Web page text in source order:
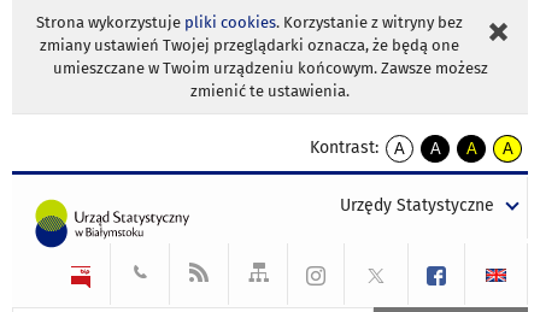
Strona wykorzystuje pliki cookies. Korzystanie z witryny bez
zmiany ustawień Twojej przeglądarki oznacza, że będą one
umieszczane w Twoim urządzeniu końcowym. Zawsze możesz
zmienić te ustawienia.
Kontrast:
A
kontrast
A
kontrast
tekst
czarnym
A
kontrast
tekst
czarnym
A
tekst
żółtym
Urzędy Statystyczne